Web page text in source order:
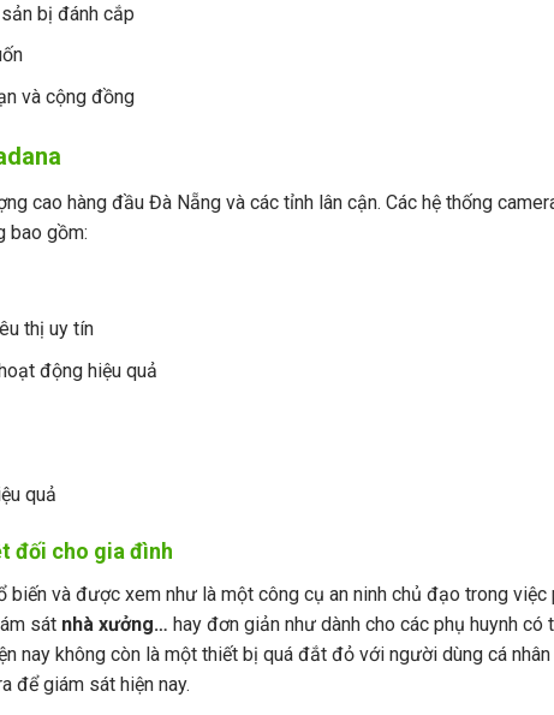
bị đánh cắp
và cộng đồng
cao hàng đầu Đà Nẵng và các tỉnh lân cận. Các hệ thống
bao gồm:
thị uy tín
động hiệu quả
quả
đối cho gia đình
biến và được xem như là một công cụ an ninh chủ đạo trong việc
sát nhà xưởng… hay đơn giản như dành cho các phụ huynh có
nay không còn là một thiết bị quá đắt đỏ với người dùng cá
để giám sát hiện nay.